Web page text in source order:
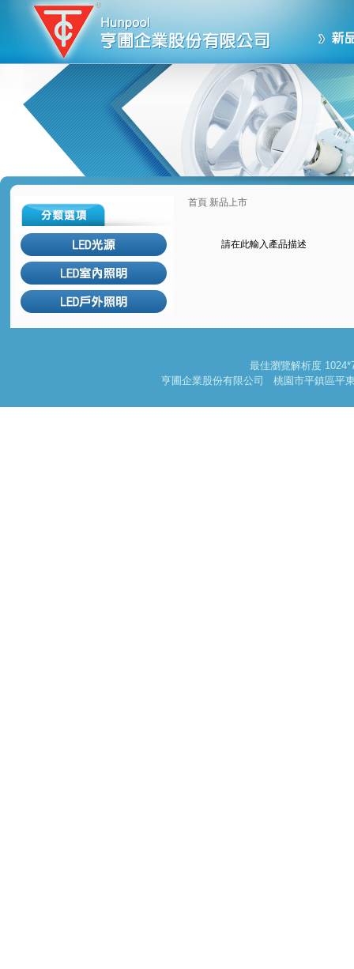
首頁 新品上市
請在此輸入產品描述
最佳瀏覽解析度
亨圃企業股份有限公司 桃園市平鎮區平